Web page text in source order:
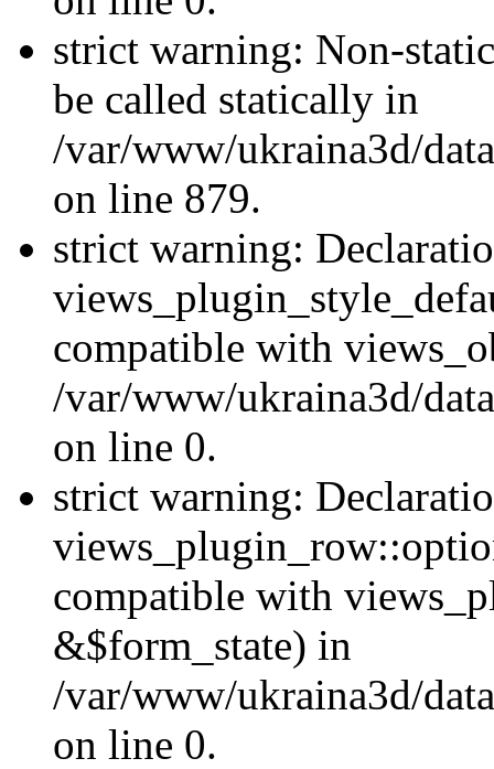
strict warning: Non-
be called statically in
/var/www/ukraina3d/
on line 879.
strict warning:
compatible with
/var/www/ukraina3d/
on line 0.
strict warning:
compatible with
&$form_state) in
/var/www/ukraina3d/
on line 0.